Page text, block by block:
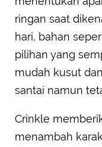
ringan saat
hari, bahan
pilihan yang
mudah kusut
santai namun
Crinkle
menambah